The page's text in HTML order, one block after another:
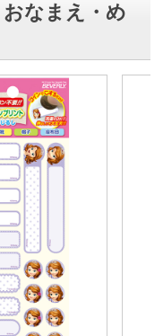
なまえ・め